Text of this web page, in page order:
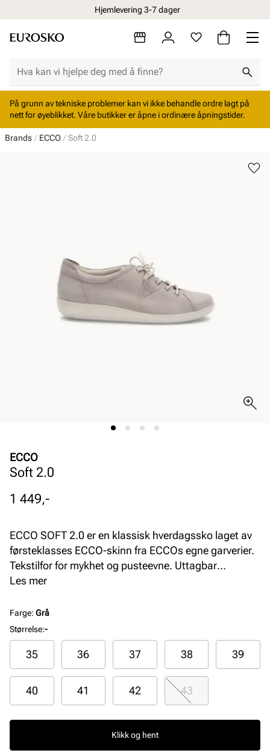
Hjemlevering 3-7 dager
På grunn av tekniske problemer kan vi ikke behandle ordre lagt på
nett for øyeblikket. Våre butikker er åpne i ordinære åpningstider.
Brands ECCO Soft 2.0
ECCO
Soft 2.0
Pris
1 449,-
ECCO SOFT 2.0 er en klassisk hverdagssko laget av
førsteklasses ECCO-skinn fra ECCOs egne garverier.
Tekstilfor for mykhet og pusteevne. Uttagbar
innleggssåle i mikrofiber. Lett og fleksibel yttersåle av
Les mer
Farge: Grå
Størrelse:-
35 36 37 38 39
40 41 42 43
Klikk og hent